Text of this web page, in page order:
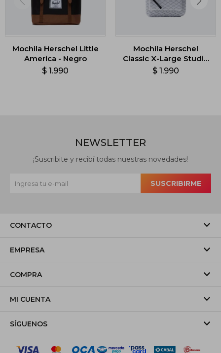
Mochila Herschel Little
America - Negro
$ 1.990
Mochila Herschel
Classic X-Large Studio
Collection Backpack -
$ 1.990
CONTACTO
EMPRESA
COMPRA
MI CUENTA
SÍGUENOS
NEWSLETTER
¡Suscribite y recibí todas nuestras novedades!
SUSCRIBIRME